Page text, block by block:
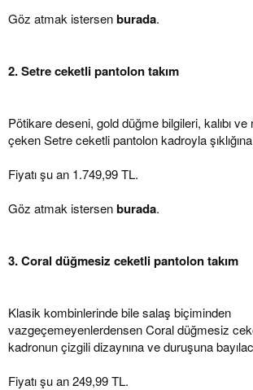
Göz atmak istersenburada.
2. Setre ceketli pantolon takım
Pötikare deseni, gold düğme bilgileri, kalıbı
çeken Setre ceketli pantolon kadroyla
Fiyatı şu an 1.749,99 TL.
Göz atmak istersenburada.
3. Coral düğmesiz ceketli pantolon takım
Klasik kombinlerinde bile salaş biçiminden
vazgeçemeyenlerdensen Coral düğmesiz
kadronun çizgili dizaynına ve duruşuna
Fiyatı şu an 249,99 TL.